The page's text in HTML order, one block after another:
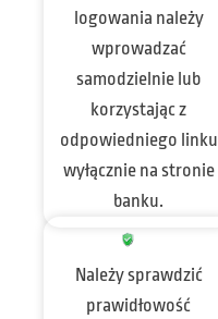
logowania należy
wprowadzać
samodzielnie lub
korzystając z
odpowiedniego linku
wyłącznie na stronie
banku.
Należy sprawdzić
prawidłowość